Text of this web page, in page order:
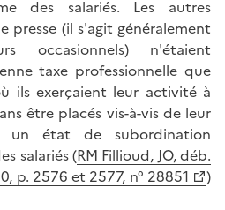
des salariés. Les autres
presse (il s'agit généralement
occasionnels) n'étaient
taxe professionnelle que
ils exerçaient leur activité à
être placés vis-à-vis de leur
un état de subordination
salariés (RM Fillioud, JO, déb.
p. 2576 et 2577, n° 28851
)